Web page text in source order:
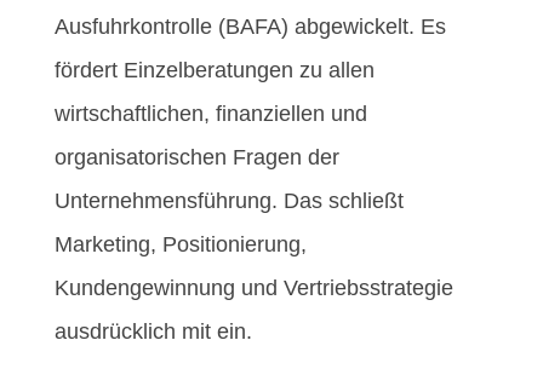
Ausfuhrkontrolle (BAFA) abgewickelt. Es
fördert Einzelberatungen zu allen
wirtschaftlichen, finanziellen und
organisatorischen Fragen der
Unternehmensführung. Das schließt
Marketing, Positionierung,
Kundengewinnung und Vertriebsstrategie
ausdrücklich mit ein.